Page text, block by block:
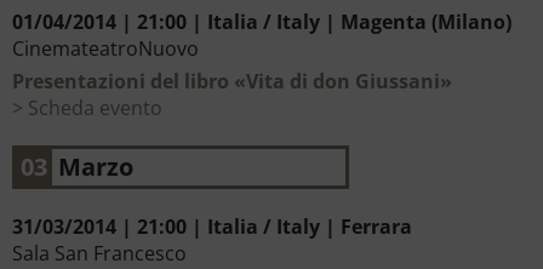
01/04/2014 | 21:00 | Italia / Italy | Magenta (Milano)
CinemateatroNuovo
Presentazioni del libro «Vita di don Giussani»
Scheda evento
03 Marzo
31/03/2014 | 21:00 | Italia / Italy | Ferrara
Sala San Francesco